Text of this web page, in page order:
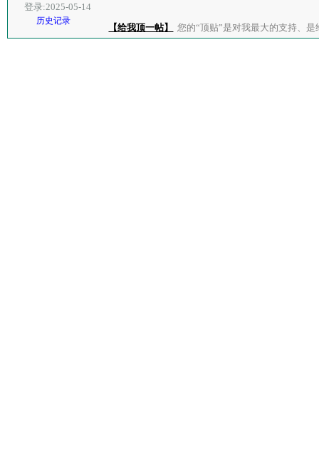
登录:2025-05-14
历史记录
【给我顶一帖】 您的“顶贴”是对我最大的支持、